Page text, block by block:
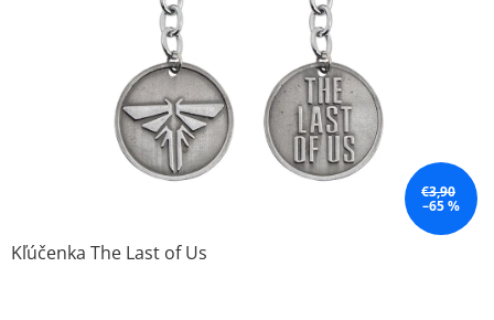
Kľúčenka The Last of Us
€3,90
–65 %